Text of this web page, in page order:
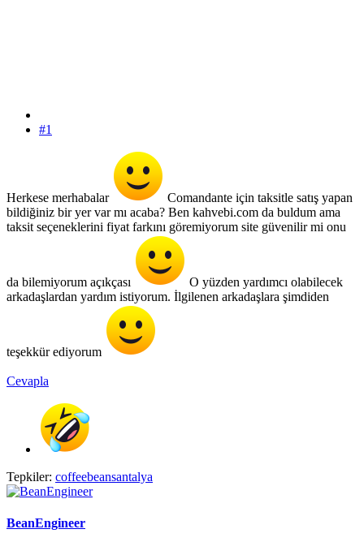
#1
Herkese merhabalar
Comandante için taksitle satış yapan
bildiğiniz bir yer var mı acaba? Ben kahvebi.com da buldum ama
taksit seçeneklerini fiyat farkını göremiyorum site güvenilir mi onu
da bilemiyorum açıkçası
O yüzden yardımcı olabilecek
arkadaşlardan yardım istiyorum. İlgilenen arkadaşlara şimdiden
teşekkür ediyorum
Cevapla
Tepkiler: coffeebeansantalya
BeanEngineer